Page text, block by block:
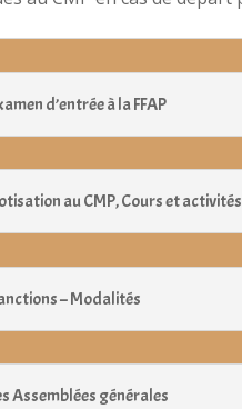
d’entrée à la FFAP
au CMP, Cours et activités
– Modalités
Assemblées générales